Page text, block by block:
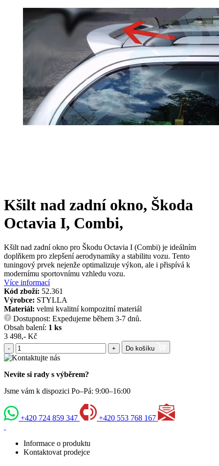
Kšilt nad zadní okno, Škoda
Octavia I, Combi,
Kšilt nad zadní okno pro Škodu Octavia I (Combi) je ideálním
doplňkem pro zlepšení aerodynamiky a stabilitu vozu. Tento
tuningový prvek nejenže optimalizuje výkon, ale i přispívá k
modernímu sportovnímu vzhledu vozu.
Více informací
Kód zboží: 52.361
Výrobce: STYLLA
Materiál: velmi kvalitní kompozitní materiál
?
Dostupnost: Expedujeme během 3-7 dnů.
Obsah balení: 1 ks
3 498,- Kč
- + Do košíku
Nevíte si rady s výběrem?
Jsme vám k dispozici Po–Pá: 9:00–16:00
+420 724 859 347 +420 553 768 167
Informace o produktu
Kontaktovat prodejce